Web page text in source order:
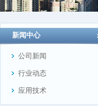
新闻中心
公司新闻
行业动态
应用技术